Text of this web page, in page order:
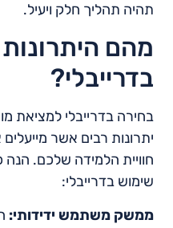
תהיה תהליך חלק ויעיל.
מהם
בדרייבלי?
בחירה בדרייבלי למציאת
יתרונות רבים אשר
חוויית הלמידה שלכם. הנה
שימוש בדרייבלי:
ממשק משתמש ידידותי: